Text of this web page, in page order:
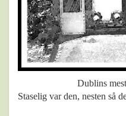
Dublins
Staselig var den, nesten så